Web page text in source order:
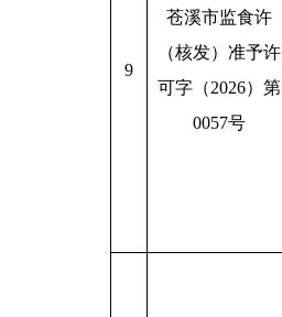
9
苍溪市监食许
（核发）准予许
可字（2026）第
0057号